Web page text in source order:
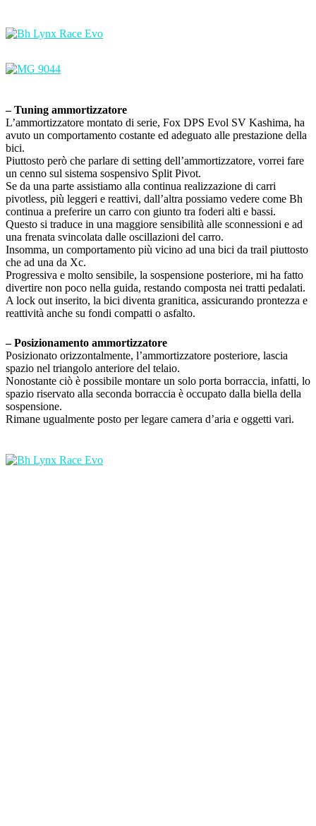
– Tuning ammortizzatore
L’ammortizzatore montato di serie, Fox DPS Evol SV Kashima, ha
avuto un comportamento costante ed adeguato alle prestazione della
bici.
Piuttosto però che parlare di setting dell’ammortizzatore, vorrei fare
un cenno sul sistema sospensivo Split Pivot.
Se da una parte assistiamo alla continua realizzazione di carri
pivotless, più leggeri e reattivi, dall’altra possiamo vedere come Bh
continua a preferire un carro con giunto tra foderi alti e bassi.
Questo si traduce in una maggiore sensibilità alle sconnessioni e ad
una frenata svincolata dalle oscillazioni del carro.
Insomma, un comportamento più vicino ad una bici da trail piuttosto
che ad una da Xc.
Progressiva e molto sensibile, la sospensione posteriore, mi ha fatto
divertire non poco nella guida, restando composta nei tratti pedalati.
A lock out inserito, la bici diventa granitica, assicurando prontezza e
reattività anche su fondi compatti o asfalto.
– Posizionamento ammortizzatore
Posizionato orizzontalmente, l’ammortizzatore posteriore, lascia
spazio nel triangolo anteriore del telaio.
Nonostante ciò è possibile montare un solo porta borraccia, infatti, lo
spazio riservato alla seconda borraccia è occupato dalla biella della
sospensione.
Rimane ugualmente posto per legare camera d’aria e oggetti vari.